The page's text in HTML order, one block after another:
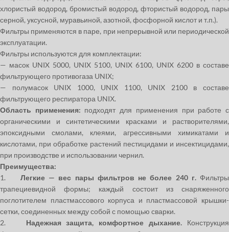
хлористый водород, бромистый водород, фтористый водород, пары
серной, уксусной, муравьиной, азотной, фосфорной кислот и т.п.).
Фильтры применяются в паре, при непрерывной или периодической
эксплуатации.
Фильтры используются для комплектации:
— масок UNIX 5000, UNIX 5100, UNIX 6100, UNIX 6200 в составе
фильтрующего противогаза UNIХ;
— полумасок UNIX 1000, UNIX 1100, UNIX 2100 в составе
фильтрующего респиратора UNIХ.
Область применения: подходят для применения при работе с
органическими и синтетическими красками и растворителями,
эпоксидными смолами, клеями, агрессивными химикатами и
кислотами, при обработке растений пестицидами и инсектицидами,
при производстве и использовании чернил.
Преимущества:
1. Легкие — вес пары фильтров не более 240 г. Фильтры
трапециевидной формы; каждый состоит из снаряженного
поглотителем пластмассового корпуса и пластмассовой крышки-
сетки, соединенных между собой с помощью сварки.
2. Надежная защита, комфортное дыхание. Конструкция